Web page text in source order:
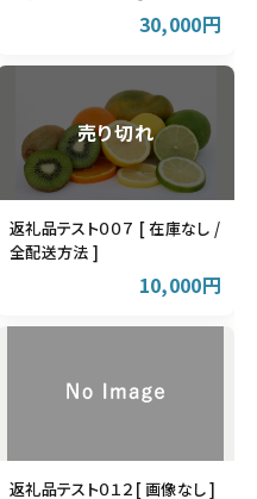
30,000円
返礼品テスト００７ [ 在庫なし /
全配送方法 ]
10,000円
返礼品テスト０１２[ 画像なし ]